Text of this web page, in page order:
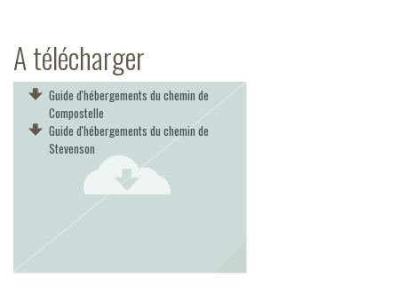
A télécharger
Guide d'hébergements du chemin de
Compostelle
Guide d'hébergements du chemin de
Stevenson